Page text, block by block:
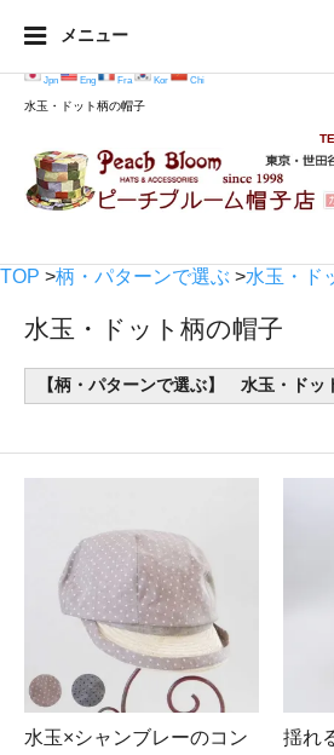
メニュー
Jpn Eng Fra Kor Chi
水玉・ドット柄の帽子
TOP >柄・パターンで選ぶ >水玉・ド
水玉・ドット柄の帽子
【柄・パターンで選ぶ】 水玉・ドッ
水玉×シャンブレーのコン
揺れ